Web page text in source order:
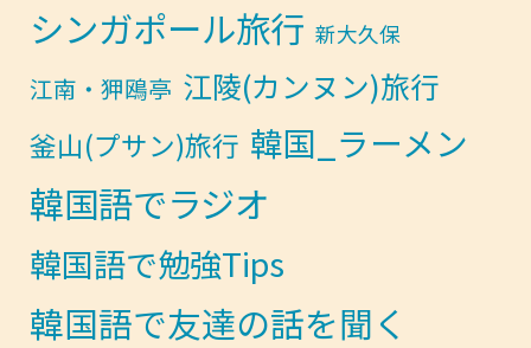
シンガポール旅行 新大久保
江南・狎鴎亭 江陵(カンヌン)旅行
釜山(プサン)旅行 韓国_ラーメン
韓国語でラジオ
韓国語で勉強Tips
韓国語で友達の話を聞く